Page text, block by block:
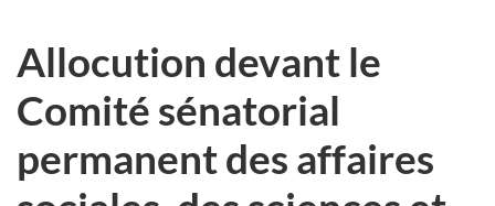
Allocution devant le
Comité sénatorial
permanent des affaires